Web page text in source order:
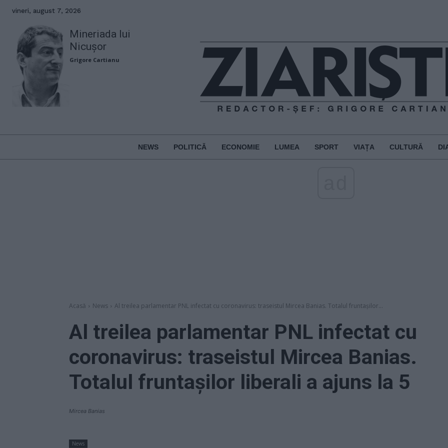
vineri, august 7, 2026
Mineriada lui
Nicușor
Grigore Cartianu
NEWS POLITICĂ ECONOMIE LUMEA SPORT VIAȚA CULTURĂ
Acasă News Al treilea parlamentar PNL infectat cu coronavirus: traseistul Mircea Banias. Totalul fruntașilor...
Al treilea parlamentar PNL infectat cu
coronavirus: traseistul Mircea Banias.
Totalul fruntașilor liberali a ajuns la 5
Mircea Banias
News